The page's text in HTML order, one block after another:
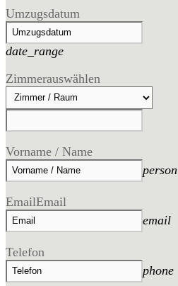
Umzugsdatum
date_range
Zimmerauswählen
Vorname / Name
person
EmailEmail
email
Telefon
phone